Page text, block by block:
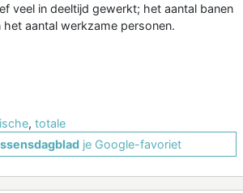
veel in deeltijd gewerkt; het aantal banen
aantal werkzame personen.
, totale
je Google-favoriet